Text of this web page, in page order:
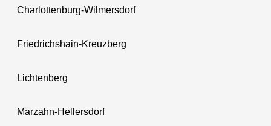
Charlottenburg-Wilmersdorf
Friedrichshain-Kreuzberg
Lichtenberg
Marzahn-Hellersdorf